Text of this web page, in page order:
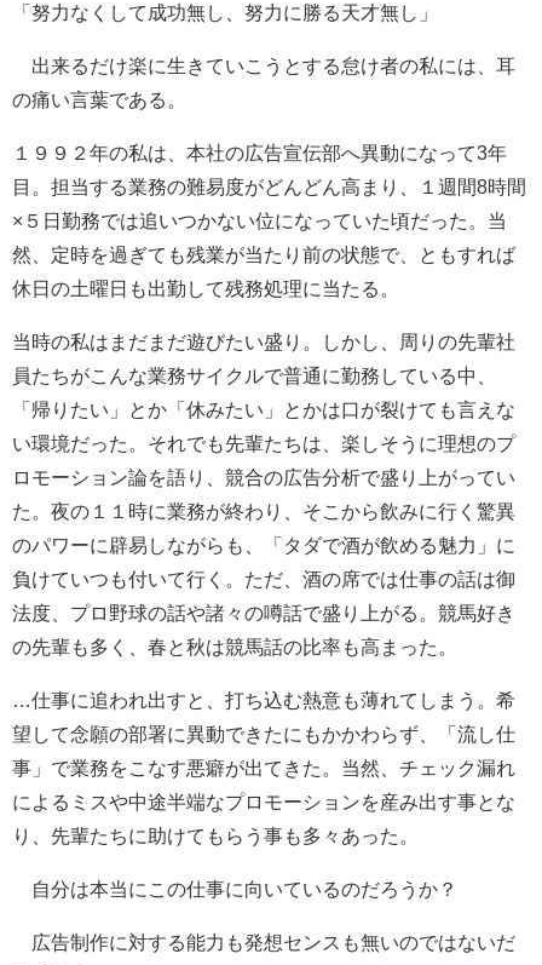
「努力なくして成功無し、努力に勝る天才無し」
出来るだけ楽に生きていこうとする怠け者の私には、耳
の痛い言葉である。
１９９２年の私は、本社の広告宣伝部へ異動になって3年
目。担当する業務の難易度がどんどん高まり、１週間8時間
×５日勤務では追いつかない位になっていた頃だった。当
然、定時を過ぎても残業が当たり前の状態で、ともすれば
休日の土曜日も出勤して残務処理に当たる。
当時の私はまだまだ遊びたい盛り。しかし、周りの先輩社
員たちがこんな業務サイクルで普通に勤務している中、
「帰りたい」とか「休みたい」とかは口が裂けても言えな
い環境だった。それでも先輩たちは、楽しそうに理想のプ
ロモーション論を語り、競合の広告分析で盛り上がってい
た。夜の１１時に業務が終わり、そこから飲みに行く驚異
のパワーに辟易しながらも、「タダで酒が飲める魅力」に
負けていつも付いて行く。ただ、酒の席では仕事の話は御
法度、プロ野球の話や諸々の噂話で盛り上がる。競馬好き
の先輩も多く、春と秋は競馬話の比率も高まった。
…仕事に追われ出すと、打ち込む熱意も薄れてしまう。希
望して念願の部署に異動できたにもかかわらず、「流し仕
事」で業務をこなす悪癖が出てきた。当然、チェック漏れ
によるミスや中途半端なプロモーションを産み出す事とな
り、先輩たちに助けてもらう事も多々あった。
自分は本当にこの仕事に向いているのだろうか？
広告制作に対する能力も発想センスも無いのではないだ